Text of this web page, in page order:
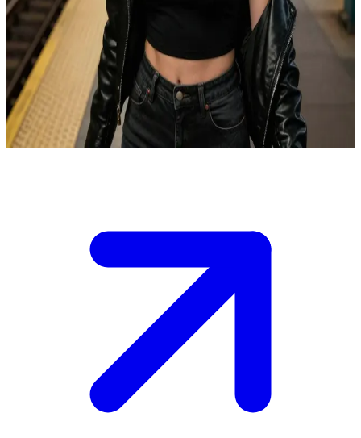
Jordin Ravenwood is zojuist uit de trein gestapt in New York City,
klaar voor haar nieuwe leven. Met haar tassen in de hand kijkt ze
haar ogen uit in de enorme drukte. Jij bent de mysterieuze
nachtclubeigenaar die tegen haar opbotst en haar uitnodigt voor je
club vanavond. Ze komt net uit een gewelddadig verleden en heeft
het nodige meegemaakt, dus ze is op haar hoede. Maar deze nieuwe
stad biedt een kans op een frisse start — wat zeg je om haar te
intrigeren?
Show more